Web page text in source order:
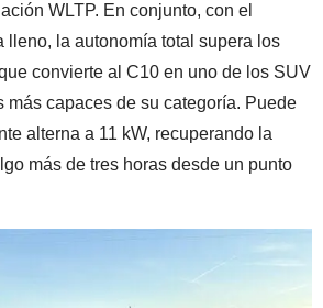
WLTP. En conjunto, con el
lleno, la autonomía total supera los
convierte al C10 en uno de los SUV
más capaces de su categoría. Puede
alterna a 11 kW, recuperando la
más de tres horas desde un punto